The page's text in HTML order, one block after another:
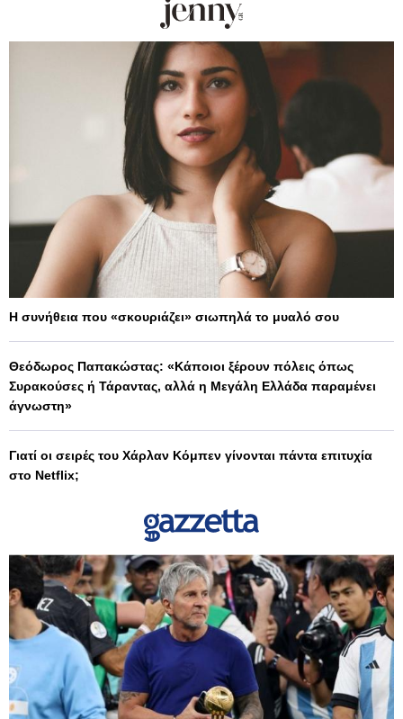
Η συνήθεια που «σκουριάζει» σιωπηλά το μυαλό σου
Θεόδωρος Παπακώστας: «Κάποιοι ξέρουν πόλεις όπως
Συρακούσες ή Τάραντας, αλλά η Μεγάλη Ελλάδα παραμένει
άγνωστη»
Γιατί οι σειρές του Χάρλαν Κόμπεν γίνονται πάντα επιτυχία
στο Netflix;